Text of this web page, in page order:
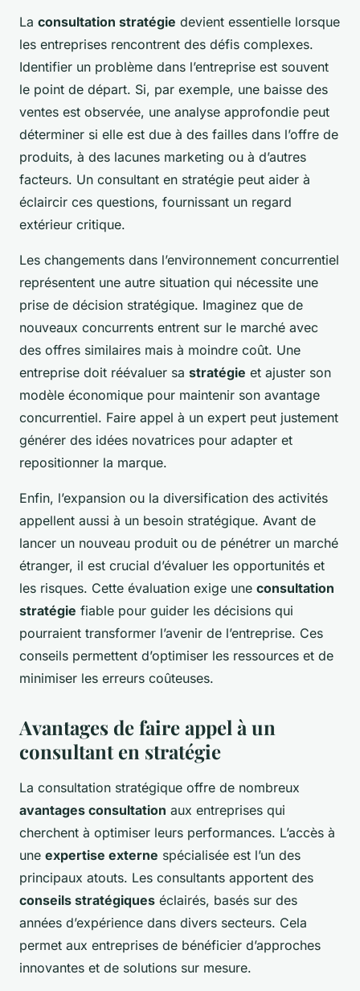
La consultation stratégie devient essentielle lorsque
les entreprises rencontrent des défis complexes.
Identifier un problème dans l’entreprise est souvent
le point de départ. Si, par exemple, une baisse des
ventes est observée, une analyse approfondie peut
déterminer si elle est due à des failles dans l’offre de
produits, à des lacunes marketing ou à d’autres
facteurs. Un consultant en stratégie peut aider à
éclaircir ces questions, fournissant un regard
extérieur critique.
Les changements dans l’environnement concurrentiel
représentent une autre situation qui nécessite une
prise de décision stratégique. Imaginez que de
nouveaux concurrents entrent sur le marché avec
des offres similaires mais à moindre coût. Une
entreprise doit réévaluer sa stratégie et ajuster son
modèle économique pour maintenir son avantage
concurrentiel. Faire appel à un expert peut justement
générer des idées novatrices pour adapter et
repositionner la marque.
Enfin, l’expansion ou la diversification des activités
appellent aussi à un besoin stratégique. Avant de
lancer un nouveau produit ou de pénétrer un marché
étranger, il est crucial d’évaluer les opportunités et
les risques. Cette évaluation exige une consultation
stratégie fiable pour guider les décisions qui
pourraient transformer l’avenir de l’entreprise. Ces
conseils permettent d’optimiser les ressources et de
minimiser les erreurs coûteuses.
Avantages de faire appel à un
consultant en stratégie
La consultation stratégique offre de nombreux
avantages consultation aux entreprises qui
cherchent à optimiser leurs performances. L’accès à
une expertise externe spécialisée est l’un des
principaux atouts. Les consultants apportent des
conseils stratégiques éclairés, basés sur des
années d’expérience dans divers secteurs. Cela
permet aux entreprises de bénéficier d’approches
innovantes et de solutions sur mesure.